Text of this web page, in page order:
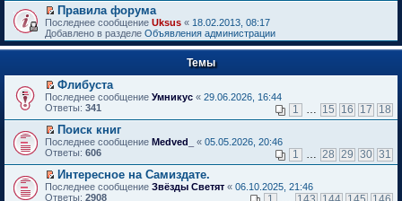
й
т
и
к
п
в
о
м
у
н
е
п
р
о
ч
и
П
е
р
е
т
и
к
п
р
в
о
м
у
н
е
Правила форума
Последнее сообщение Uksus « 18.02.2013, 08:17
Добавлено в разделе Объявления администрации
Темы
П
е
е
й
т
и
к
п
е
Флибуста
Последнее сообщение Умникус « 29.06.2026, 16:44
Ответы: 341 1 15 16 17 18
П
е
е
й
т
Поиск книг
Последнее сообщение Medved_ « 05.05.2026, 20:46
Ответы: 606 1 28 29 30 31
П
е
Интересное на Самиздате.
Последнее сообщение Звёзды Светят « 06.10.2025, 21:46
Ответы: 2908